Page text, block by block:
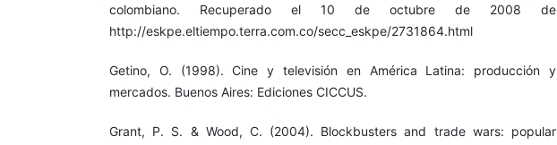
colombiano. Recuperado el 10 de octubre de 2008 de
http://eskpe.eltiempo.terra.com.co/secc_eskpe/2731864.html
Getino, O. (1998). Cine y televisión en América Latina: producción y
mercados. Buenos Aires: Ediciones CICCUS.
Grant, P. S. & Wood, C. (2004). Blockbusters and trade wars: popular